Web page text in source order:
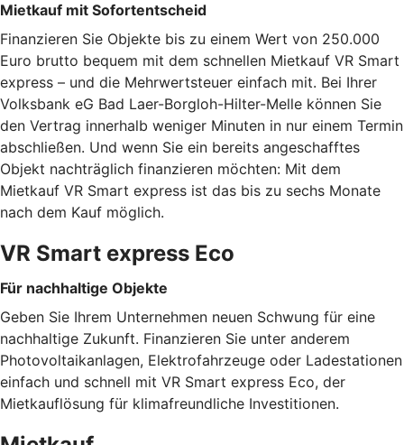
Mietkauf mit Sofortentscheid
Finanzieren Sie Objekte bis zu einem Wert von 250.000
Euro brutto bequem mit dem schnellen Mietkauf VR Smart
express – und die Mehrwertsteuer einfach mit. Bei Ihrer
Volksbank eG Bad Laer-Borgloh-Hilter-Melle können Sie
den Vertrag innerhalb weniger Minuten in nur einem Termin
abschließen. Und wenn Sie ein bereits angeschafftes
Objekt nachträglich finanzieren möchten: Mit dem
Mietkauf VR Smart express ist das bis zu sechs Monate
nach dem Kauf möglich.
VR Smart express Eco
Für nachhaltige Objekte
Geben Sie Ihrem Unternehmen neuen Schwung für eine
nachhaltige Zukunft. Finanzieren Sie unter anderem
Photovoltaikanlagen, Elektrofahrzeuge oder Ladestationen
einfach und schnell mit VR Smart express Eco, der
Mietkauflösung für klimafreundliche Investitionen.